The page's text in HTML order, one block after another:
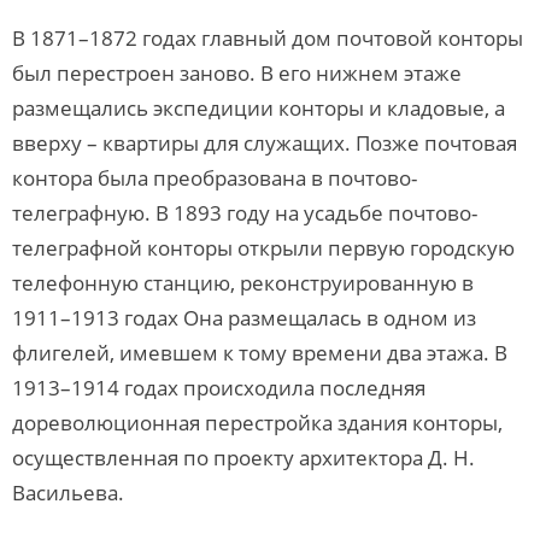
В 1871–1872 годах главный дом почтовой конторы
был перестроен заново. В его нижнем этаже
размещались экспедиции конторы и кладовые, а
вверху – квартиры для служащих. Позже почтовая
контора была преобразована в почтово-
телеграфную. В 1893 году на усадьбе почтово-
телеграфной конторы открыли первую городскую
телефонную станцию, реконструированную в
1911–1913 годах Она размещалась в одном из
флигелей, имевшем к тому времени два этажа. В
1913–1914 годах происходила последняя
дореволюционная перестройка здания конторы,
осуществленная по проекту архитектора Д. Н.
Васильева.